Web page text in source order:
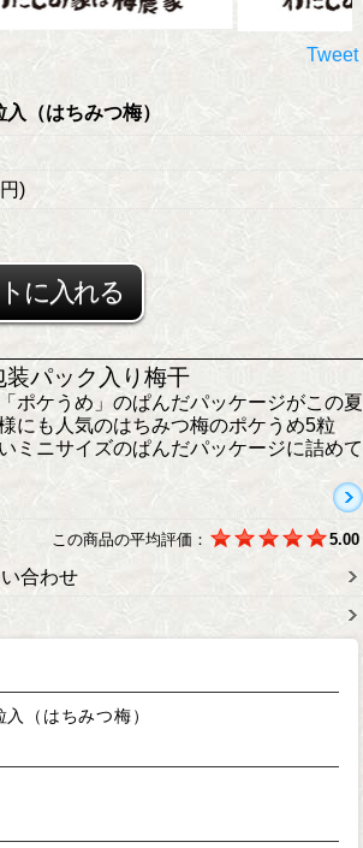
Tweet
（はちみつ梅）
)
パック入り梅干
ポケうめ」のぱんだパッケージがこの夏
にも人気のはちみつ梅のポケうめ5粒
ミニサイズのぱんだパッケージに詰めて
この商品の平均評価： 5.00
合わせ
（はちみつ梅）